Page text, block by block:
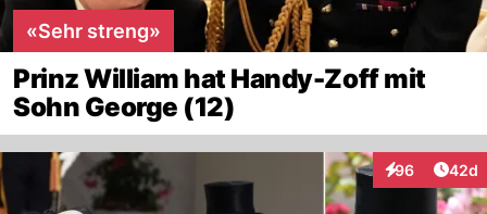
«Sehr streng»
Prinz William hat Handy-Zoff mit
Sohn George (12)
96
Interaktionen
42d